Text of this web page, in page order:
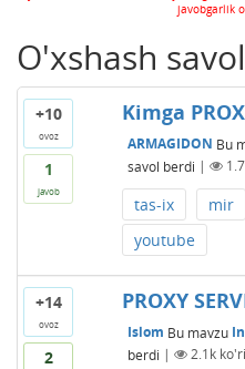
javobgarlik
O'xshash
+10
ovoz
1
javob
Kimga
ARMAGIDON Bu
savol berdi |
tas-ix mir
youtube
+14
ovoz
2
PROXY
Islom Bu mavzu
berdi | 2.1k